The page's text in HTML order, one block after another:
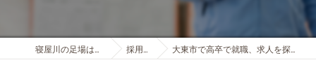
採用ブログ 大東市で高卒で就職、求人を探すなら株式会社スローへ！